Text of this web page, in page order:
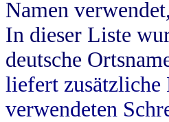
Namen
In dieser Liste
deutsche
liefert zusätzliche
verwendeten